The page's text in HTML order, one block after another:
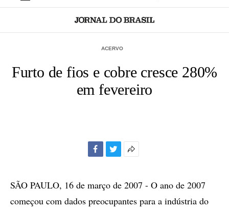
ACERVO
Furto de fios e cobre cresce 280%
em fevereiro
compartilhamento
SÃO PAULO, 16 de março de 2007 - O ano de 2007
começou com dados preocupantes para a indústria do